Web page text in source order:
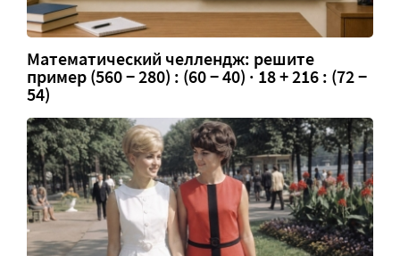
Математический челлендж: решите
пример (560 − 280) : (60 − 40) · 18 + 216 : (72 −
54)